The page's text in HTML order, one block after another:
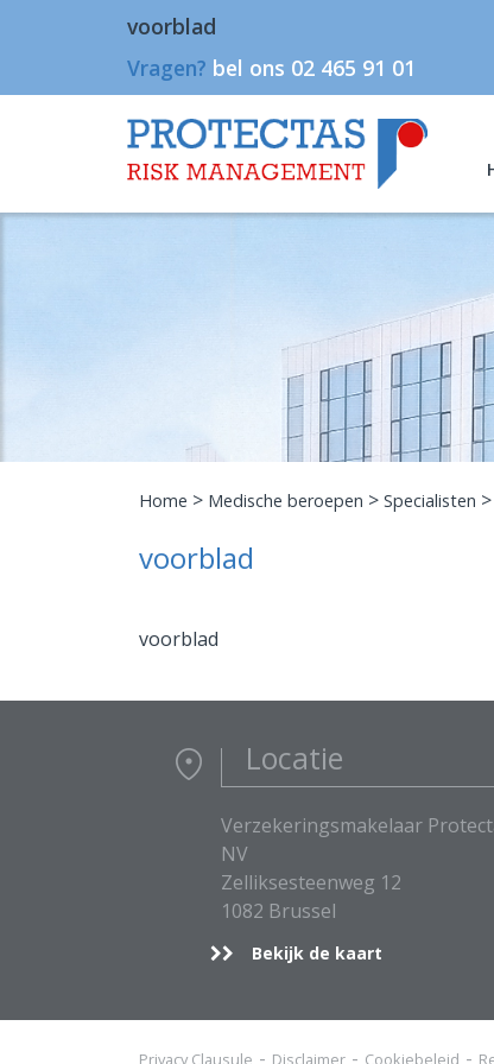
voorblad
Vragen? bel ons 02 465 91 01
Home > Medische beroepen > Specialisten >
voorblad
voorblad
Locatie
Verzekeringsmakelaar
NV
Zelliksesteenweg 12
1082 Brussel
Bekijk de kaart
Privacy Clausule Disclaimer Cookiebeleid